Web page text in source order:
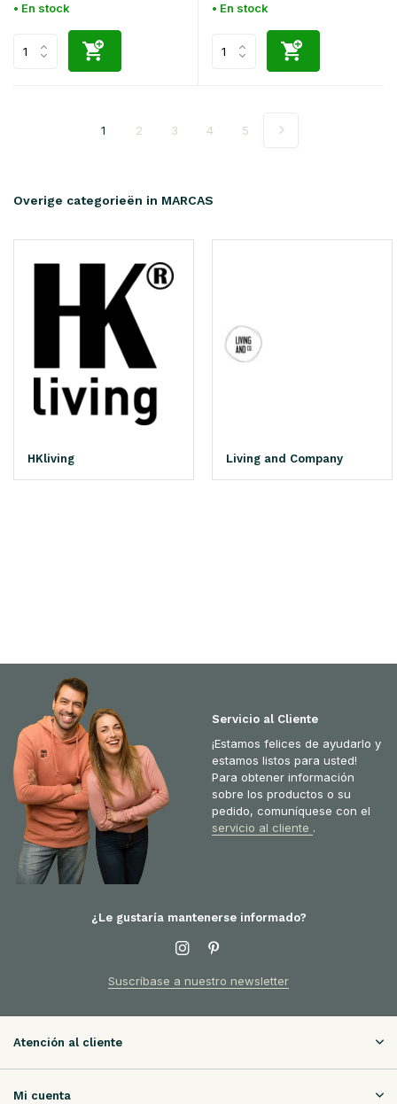
• En stock • En stock
1 2 3 4 5
Overige categorieën in MARCAS
HKliving Living and Company
Servicio al Cliente
¡Estamos felices de ayudarlo y
estamos listos para usted!
Para obtener información
sobre los productos o su
pedido, comuníquese con el
servicio al cliente .
¿Le gustaría mantenerse informado?
Suscríbase a nuestro newsletter
Atención al cliente
Mi cuenta